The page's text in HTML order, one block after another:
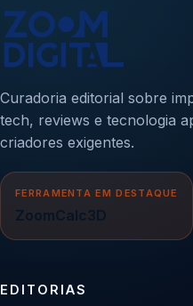
Curadoria editorial sobre
tech, reviews e tecnologia
criadores exigentes.
FERRAMENTA EM DESTAQUE
ZoomCalc3D
EDITORIAS